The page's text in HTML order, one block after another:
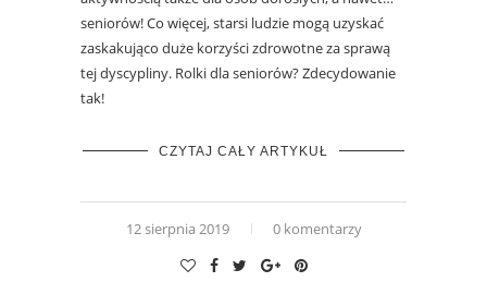
seniorów! Co więcej, starsi ludzie mogą uzyskać
zaskakująco duże korzyści zdrowotne za sprawą
tej dyscypliny. Rolki dla seniorów? Zdecydowanie
tak!
CZYTAJ CAŁY ARTYKUŁ
12 sierpnia 2019 0 komentarzy